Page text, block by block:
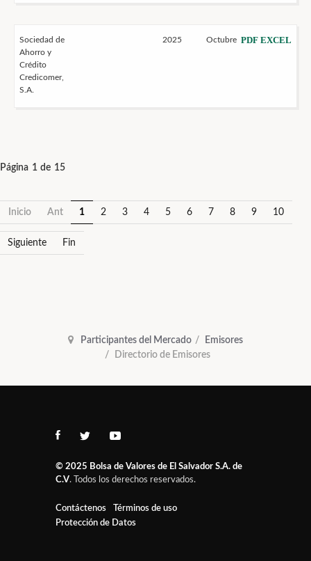
Sociedad de
Ahorro y
Crédito
Credicomer,
S.A.
2025 Octubre PDF EXCEL
Página 1 de 15
Inicio Ant 1 2 3 4 5 6 7 8 9 10
Siguiente Fin
Participantes del Mercado
Emisores
Directorio de Emisores
© 2025 Bolsa de Valores de El Salvador S.A. de
C.V. Todos los derechos reservados.
Contáctenos
Términos de uso
Protección de Datos